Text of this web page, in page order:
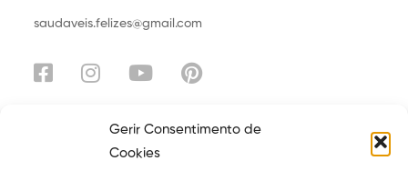
Gerir Consentimento de
Cookies
saudaveis.felizes@gmail.com